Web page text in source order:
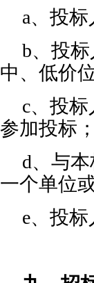
a、投
b、投
中、低价
c、投
参加投标；
d、与
一个单位
e、投